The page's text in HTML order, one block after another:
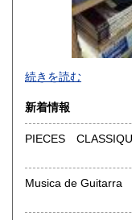
-
沿線名：-
最寄駅：-
営業時間：-
定休日：-
書籍の買取について
続きを読む
新着情報
Musica de Guitarra